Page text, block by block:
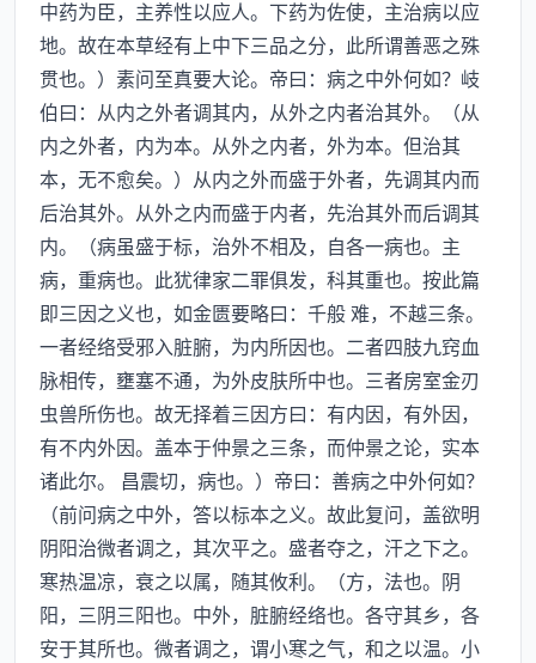
中药为臣，主养性以应人。下药为佐使，主治病以应
地。故在本草经有上中下三品之分，此所谓善恶之殊
贯也。）素问至真要大论。帝曰：病之中外何如？岐
伯曰：从内之外者调其内，从外之内者治其外。（从
内之外者，内为本。从外之内者，外为本。但治其
本，无不愈矣。）从内之外而盛于外者，先调其内而
后治其外。从外之内而盛于内者，先治其外而后调其
内。（病虽盛于标，治外不相及，自各一病也。主
病，重病也。此犹律家二罪俱发，科其重也。按此篇
即三因之义也，如金匮要略曰：千般 难，不越三条。
一者经络受邪入脏腑，为内所因也。二者四肢九窍血
脉相传，壅塞不通，为外皮肤所中也。三者房室金刃
虫兽所伤也。故无择着三因方曰：有内因，有外因，
有不内外因。盖本于仲景之三条，而仲景之论，实本
诸此尔。 昌震切，病也。）帝曰：善病之中外何如？
（前问病之中外，答以标本之义。故此复问，盖欲明
阴阳治微者调之，其次平之。盛者夺之，汗之下之。
寒热温凉，衰之以属，随其攸利。（方，法也。阴
阳，三阴三阳也。中外，脏腑经络也。各守其乡，各
安于其所也。微者调之，谓小寒之气，和之以温。小